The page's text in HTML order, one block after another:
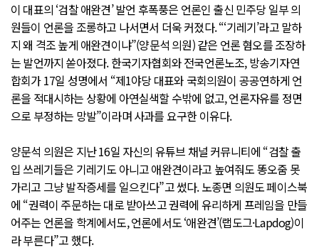
이 대표의 ‘검찰 애완견’ 발언 후폭풍은 언론인 출신 민주당 일부 의
원들이 언론을 조롱하고 나서면서 더욱 커졌다. “‘기레기’라고 말하
지 왜 격조 높게 애완견이냐”(양문석 의원) 같은 언론 혐오를 조장하
는 발언까지 쏟아졌다. 한국기자협회와 전국언론노조, 방송기자연
합회가 17일 성명에서 “제1야당 대표와 국회의원이 공공연하게 언
론을 적대시하는 상황에 아연실색할 수밖에 없고, 언론자유를 정면
으로 부정하는 망발”이라며 사과를 요구한 이유다.
양문석 의원은 지난 16일 자신의 유튜브 채널 커뮤니티에 “검찰 출
입 쓰레기들은 기레기도 아니고 애완견이라고 높여줘도 똥오줌 못
가리고 그냥 발작증세를 일으킨다”고 썼다. 노종면 의원도 페이스북
에 “권력이 주문하는 대로 받아쓰고 권력에 유리하게 프레임을 만들
어주는 언론을 학계에서도, 언론에서도 ‘애완견’(랩도그·Lapdog)이
라 부른다”고 했다.